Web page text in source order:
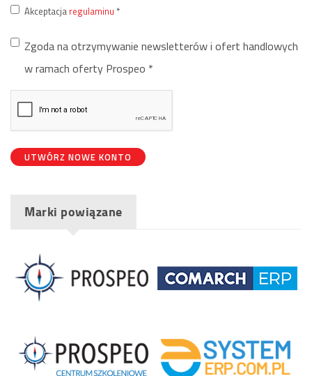
Akceptacja regulaminu *
Zgoda na otrzymywanie newsletterów i ofert handlowych
w ramach oferty Prospeo *
UTWÓRZ NOWE KONTO
Marki powiązane